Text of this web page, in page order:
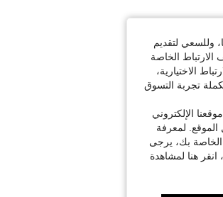
وللسعي لتقديم
الخاصة
الاختيارية،
تجربة التسوق
الإلكتروني
لمعرفة
الخاصة بك، يرجى
انقر هنا لمشاهدة